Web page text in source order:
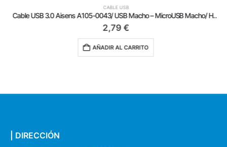
CABLE USB
Cable USB 3.0 Aisens A105-0043/ USB Macho – MicroUSB Macho/ Hasta 9W/ 625Mbps/ 1m/ Negro
2,79€
AÑADIR AL CARRITO
| DIRECCIÓN